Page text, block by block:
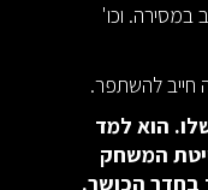
במסירה. וכו'
חייב להשתפר.
הוא למד
המשחק
בחדר הכושר.